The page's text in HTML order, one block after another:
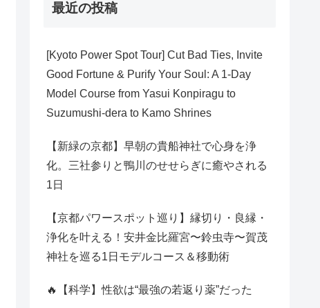
最近の投稿
[Kyoto Power Spot Tour] Cut Bad Ties, Invite
Good Fortune & Purify Your Soul: A 1-Day
Model Course from Yasui Konpiragu to
Suzumushi-dera to Kamo Shrines
【新緑の京都】早朝の貴船神社で心身を浄
化。三社参りと鴨川のせせらぎに癒やされる
1日
【京都パワースポット巡り】縁切り・良縁・
浄化を叶える！安井金比羅宮〜鈴虫寺〜賀茂
神社を巡る1日モデルコース＆移動術
🔥【科学】性欲は“最強の若返り薬”だった